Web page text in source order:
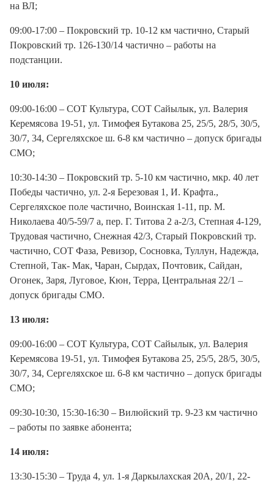
на ВЛ;
09:00-17:00 – Покровский тр. 10-12 км частично, Старый
Покровский тр. 126-130/14 частично – работы на
подстанции.
10 июля:
09:00-16:00 – СОТ Культура, СОТ Сайылык, ул. Валерия
Керемясова 19-51, ул. Тимофея Бутакова 25, 25/5, 28/5, 30/5,
30/7, 34, Сергеляхское ш. 6-8 км частично – допуск бригады
СМО;
10:30-14:30 – Покровский тр. 5-10 км частично, мкр. 40 лет
Победы частично, ул. 2-я Березовая 1, И. Крафта.,
Сергеляхское поле частично, Воинская 1-11, пр. М.
Николаева 40/5-59/7 а, пер. Г. Титова 2 а-2/3, Степная 4-129,
Трудовая частично, Снежная 42/3, Старый Покровский тр.
частично, СОТ Фаза, Ревизор, Сосновка, Туллун, Надежда,
Степной, Так- Мак, Чаран, Сырдах, Почтовик, Сайдан,
Огонек, Заря, Луговое, Кюн, Терра, Центральная 22/1 –
допуск бригады СМО.
13 июля:
09:00-16:00 – СОТ Культура, СОТ Сайылык, ул. Валерия
Керемясова 19-51, ул. Тимофея Бутакова 25, 25/5, 28/5, 30/5,
30/7, 34, Сергеляхское ш. 6-8 км частично – допуск бригады
СМО;
09:30-10:30, 15:30-16:30 – Вилюйский тр. 9-23 км частично
– работы по заявке абонента;
14 июля:
13:30-15:30 – Труда 4, ул. 1-я Даркылахская 20А, 20/1, 22-